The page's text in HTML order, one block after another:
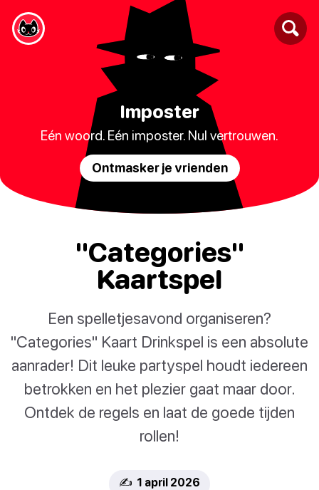
Imposter
Eén woord. Eén imposter. Nul vertrouwen.
Ontmasker je vrienden
"Categories"
Kaartspel
Een spelletjesavond organiseren?
"Categories" Kaart Drinkspel is een absolute
aanrader! Dit leuke partyspel houdt iedereen
betrokken en het plezier gaat maar door.
Ontdek de regels en laat de goede tijden
rollen!
✍️ 1 april 2026